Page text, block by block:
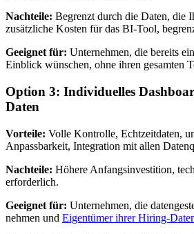
Nachteile: Begrenzt durch die Daten, die
zusätzliche Kosten für das BI-Tool,
Geeignet für: Unternehmen, die bereits
Einblick wünschen, ohne ihren gesamten
Option 3: Individuelles
Daten
Vorteile: Volle Kontrolle, Echtzeitdaten,
Anpassbarkeit, Integration mit allen
Nachteile: Höhere Anfangsinvestition,
erforderlich.
Geeignet für: Unternehmen, die
nehmen und Eigentümer ihrer Hiring-